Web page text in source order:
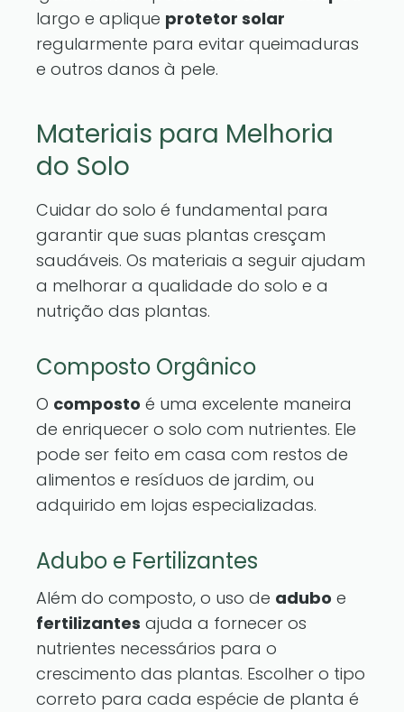
largo e aplique protetor solar
regularmente para evitar queimaduras
e outros danos à pele.
Materiais para Melhoria
do Solo
Cuidar do solo é fundamental para
garantir que suas plantas cresçam
saudáveis. Os materiais a seguir ajudam
a melhorar a qualidade do solo e a
nutrição das plantas.
Composto Orgânico
O composto é uma excelente maneira
de enriquecer o solo com nutrientes. Ele
pode ser feito em casa com restos de
alimentos e resíduos de jardim, ou
adquirido em lojas especializadas.
Adubo e Fertilizantes
Além do composto, o uso de adubo e
fertilizantes ajuda a fornecer os
nutrientes necessários para o
crescimento das plantas. Escolher o tipo
correto para cada espécie de planta é